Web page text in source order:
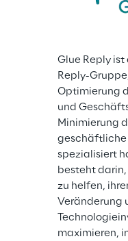
Glue Reply
Reply-
Optimierung
und
Minimierung
geschäftliche
spezialisiert
besteht
zu helfen,
Veränderung
maximieren,